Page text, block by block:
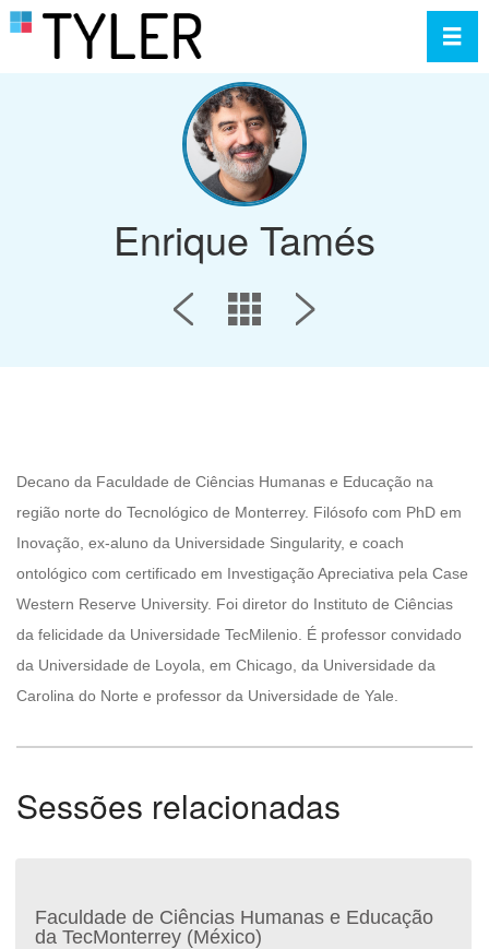
Enrique Tamés
Decano da Faculdade de Ciências Humanas e Educação na
região norte do Tecnológico de Monterrey. Filósofo com PhD em
Inovação, ex-aluno da Universidade Singularity, e coach
ontológico com certificado em Investigação Apreciativa pela Case
Western Reserve University. Foi diretor do Instituto de Ciências
da felicidade da Universidade TecMilenio. É professor convidado
da Universidade de Loyola, em Chicago, da Universidade da
Carolina do Norte e professor da Universidade de Yale.
Sessões relacionadas
Faculdade de Ciências Humanas e Educação
da TecMonterrey (México)